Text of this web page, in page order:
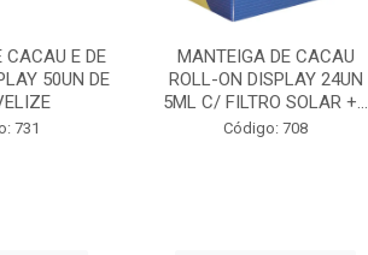
CACAU
24UN
SOLAR +...
708
BEPANTOL DERMA
REGENERADOR LABIAL
7,5ML BALM PARA LABIOS
SEC...